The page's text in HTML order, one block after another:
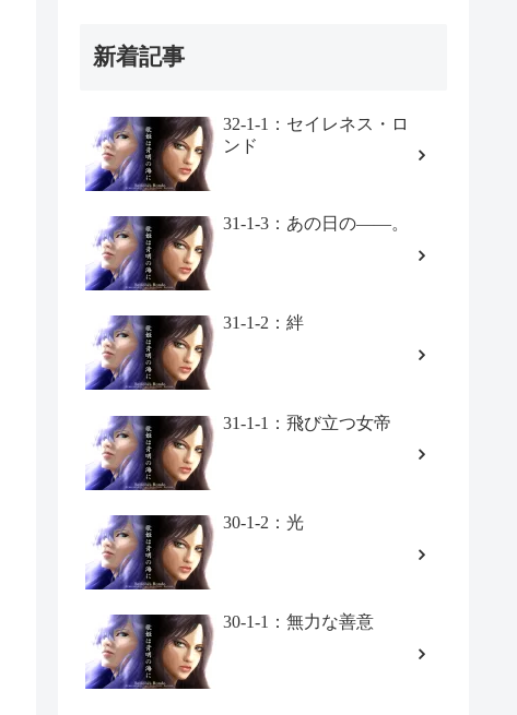
新着記事
32-1-1：セイレネス・ロ
ンド
31-1-3：あの日の――。
31-1-2：絆
31-1-1：飛び立つ女帝
30-1-2：光
30-1-1：無力な善意